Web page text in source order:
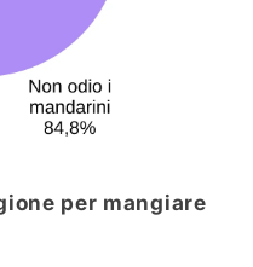
per mangiare